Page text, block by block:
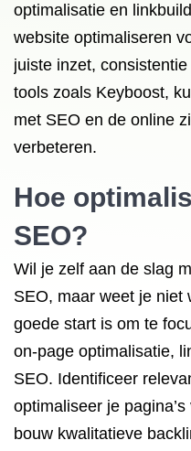
optimalisatie en
website optimaliseren
juiste inzet,
tools zoals Keyboost,
met SEO en de online
verbeteren.
Hoe
SEO?
Wil je zelf aan de slag
SEO, maar weet je niet
goede start is om te
on-page optimalisatie,
SEO. Identificeer
optimaliseer je
bouw kwalitatieve